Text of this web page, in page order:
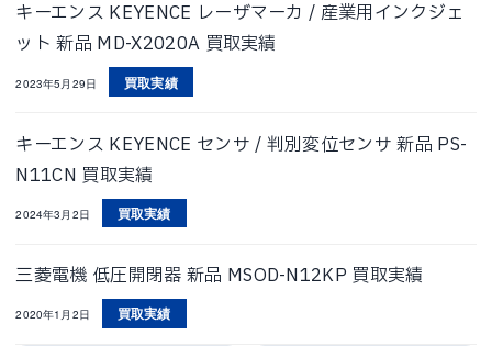
キーエンス KEYENCE レーザマーカ / 産業用インクジェ
ット 新品 MD-X2020A 買取実績
2023年5月29日 買取実績
キーエンス KEYENCE センサ / 判別変位センサ 新品 PS-
N11CN 買取実績
2024年3月2日 買取実績
三菱電機 低圧開閉器 新品 MSOD-N12KP 買取実績
2020年1月2日 買取実績